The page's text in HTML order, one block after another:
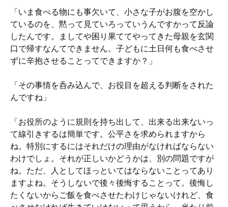
「いま食べる物にも事欠いて、小さな子がお腹を空かし
ているのを、黙って見ていろっていうんですかって反論
したんです。ましてや困り果ててやってきた母親を玄関
口で帰すなんてできません。子どもに土日何も食べさせ
ずに辛抱させることってできますか？」
「その事情を呑み込んで、お役目を超える判断をされた
んですね」
「お役所のように規則を持ち出して、出来る出来ないっ
て線引きするは簡単です。公平さを求められますから
ね。特別にするにはそれだけの理由がなければならない
わけでしょ。それが正しいかどうかは、別の問題ですが
ね。ただ、人としてほっといてはならないことってあり
ますよね。そうしないで後々後悔することって。後悔し
たくないからご飯を食べさせたわけじゃないけれど、食